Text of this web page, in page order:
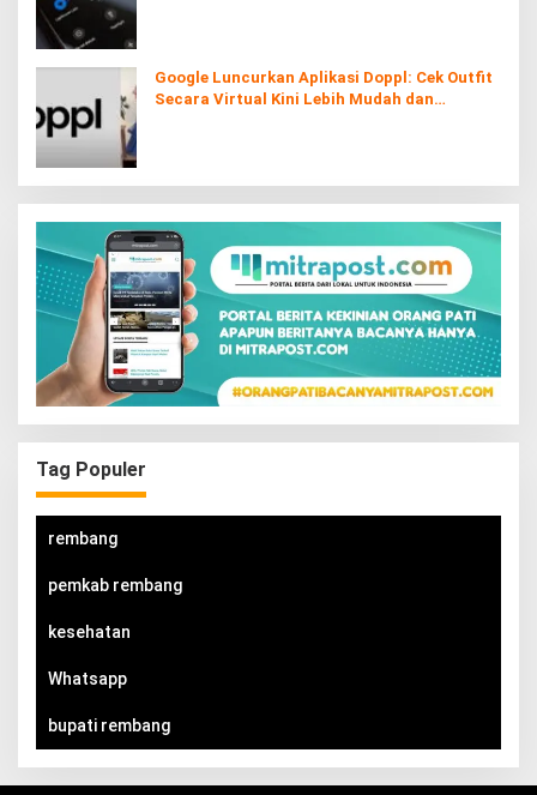
Google Luncurkan Aplikasi Doppl: Cek Outfit
Secara Virtual Kini Lebih Mudah dan
Tag Populer
rembang
pemkab rembang
kesehatan
Whatsapp
bupati rembang